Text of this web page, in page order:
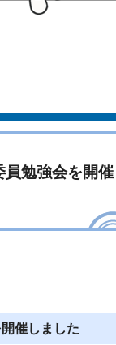
勉強会を開催
催しました